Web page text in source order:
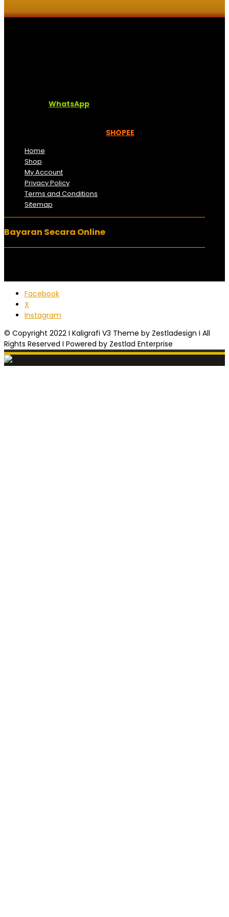
WhatsApp
SHOPEE
Home
Shop
My Account
Privacy Policy
Terms and Conditions
Sitemap
Bayaran Secara Online
Facebook
X
Instagram
© Copyright 2022 I Kaligrafi V3 Theme by Zestladesign I All
Rights Reserved I Powered by Zestlad Enterprise